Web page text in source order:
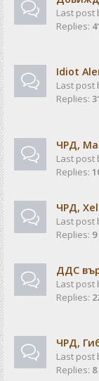
Last post
Replies:
Idiot
Last post
Replies:
ЧРД,
Last post
Replies:
ЧРД,
Last post
Replies: 9
ДДС
Last post
Replies:
ЧРД,
Last post
Replies: 8